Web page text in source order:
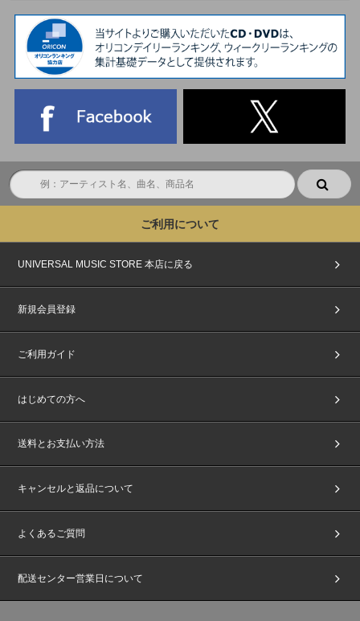
ご利用について
UNIVERSAL MUSIC STORE 本店に戻る
新規会員登録
ご利用ガイド
はじめての方へ
送料とお支払い方法
キャンセルと返品について
よくあるご質問
配送センター営業日について